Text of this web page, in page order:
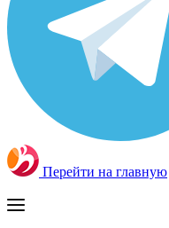
Перейти на главную